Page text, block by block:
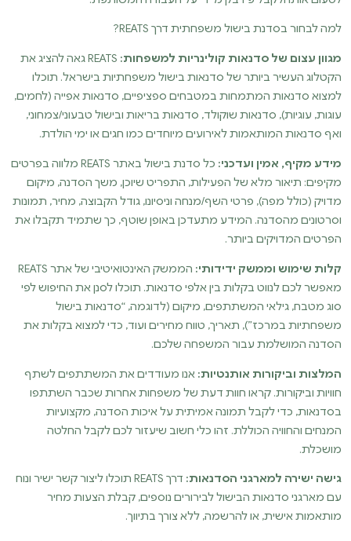
למה לבחור בסדנת בישול משפחתית דרך REATS?
מגוון עצום של סדנאות קולינריות למשפחות:
REATS גאה להציג את
הקטלוג העשיר ביותר של סדנאות בישול משפחתיות בישראל. תוכלו
למצוא סדנאות המתמחות במטבחים ספציפיים, סדנאות אפייה (לחמים,
עוגות, עוגיות), סדנאות שוקולד, סדנאות בריאות ובישול טבעוני/צמחוני,
ואף סדנאות המותאמות לאירועים מיוחדים כמו חגים או ימי הולדת.
מידע מקיף, אמין ועדכני:
כל סדנת בישול באתר REATS מלווה בפרטים
מקיפים: תיאור מלא של הפעילות, התפריט שיוכן, משך הסדנה, מיקום
מדויק (כולל מפה), פרטי השף/מנחה וניסיונו, גודל הקבוצה, מחיר, תמונות
וסרטונים מהסדנה. המידע מתעדכן באופן שוטף, כך שתמיד תקבלו את
הפרטים המדויקים ביותר.
קלות שימוש וממשק ידידותי:
הממשק האינטואיטיבי של אתר REATS
מאפשר לכם לנווט בקלות בין אלפי סדנאות. תוכלו לסנן את החיפוש לפי
סוג מטבח, גילאי המשתתפים, מיקום (לדוגמה, “סדנאות בישול
משפחתיות במרכז”), תאריך, טווח מחירים ועוד, כדי למצוא בקלות את
הסדנה המושלמת עבור המשפחה שלכם.
המלצות וביקורות אותנטיות: אנו מעודדים את המשתתפים לשתף
חוויות וביקורות. קראו חוות דעת של משפחות אחרות שכבר השתתפו
בסדנאות, כדי לקבל תמונה אמיתית על איכות הסדנה, מקצועיות
המנחים והחוויה הכוללת. זהו כלי חשוב שיעזור לכם לקבל החלטה
מושכלת.
גישה ישירה למארגני הסדנאות:
דרך REATS תוכלו ליצור קשר ישיר ונוח
עם מארגני סדנאות הבישול לבירורים נוספים, קבלת הצעות מחיר
מותאמות אישית, או להרשמה, ללא צורך בתיווך.